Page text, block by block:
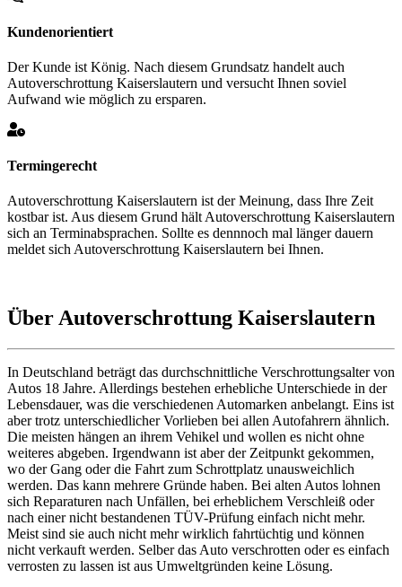
Kundenorientiert
Der Kunde ist König. Nach diesem Grundsatz handelt auch
Autoverschrottung Kaiserslautern und versucht Ihnen soviel
Aufwand wie möglich zu ersparen.
Termingerecht
Autoverschrottung Kaiserslautern ist der Meinung, dass Ihre Zeit
kostbar ist. Aus diesem Grund hält Autoverschrottung Kaiserslautern
sich an Terminabsprachen. Sollte es dennnoch mal länger dauern
meldet sich Autoverschrottung Kaiserslautern bei Ihnen.
Über Autoverschrottung Kaiserslautern
In Deutschland beträgt das durchschnittliche Verschrottungsalter von
Autos 18 Jahre. Allerdings bestehen erhebliche Unterschiede in der
Lebensdauer, was die verschiedenen Automarken anbelangt. Eins ist
aber trotz unterschiedlicher Vorlieben bei allen Autofahrern ähnlich.
Die meisten hängen an ihrem Vehikel und wollen es nicht ohne
weiteres abgeben. Irgendwann ist aber der Zeitpunkt gekommen,
wo der Gang oder die Fahrt zum Schrottplatz unausweichlich
werden. Das kann mehrere Gründe haben. Bei alten Autos lohnen
sich Reparaturen nach Unfällen, bei erheblichem Verschleiß oder
nach einer nicht bestandenen TÜV-Prüfung einfach nicht mehr.
Meist sind sie auch nicht mehr wirklich fahrtüchtig und können
nicht verkauft werden. Selber das Auto verschrotten oder es einfach
verrosten zu lassen ist aus Umweltgründen keine Lösung.